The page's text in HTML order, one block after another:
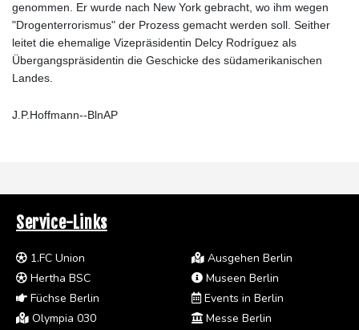
genommen. Er wurde nach New York gebracht, wo ihm wegen
"Drogenterrorismus" der Prozess gemacht werden soll. Seither
leitet die ehemalige Vizepräsidentin Delcy Rodríguez als
Übergangspräsidentin die Geschicke des südamerikanischen
Landes.
J.P.Hoffmann--BlnAP
Service-Links
1.FC Union
Hertha BSC
Füchse Berlin
Olympia 030
Ausgehen Berlin
Museen Berlin
Events in Berlin
Messe Berlin